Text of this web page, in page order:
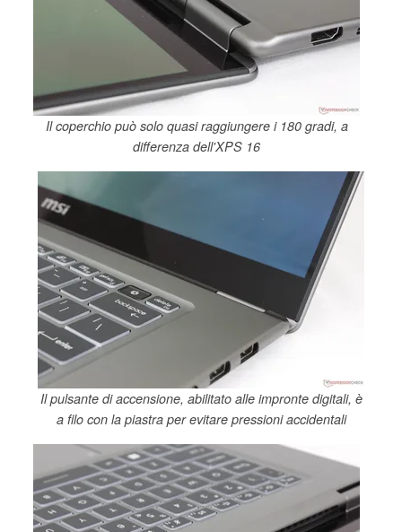
Il coperchio può solo quasi raggiungere i 180 gradi, a
differenza dell'XPS 16
Il pulsante di accensione, abilitato alle impronte digitali, è
a filo con la piastra per evitare pressioni accidentali